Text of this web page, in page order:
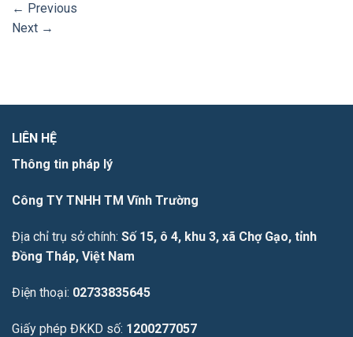
← Previous
Next →
LIÊN HỆ
Thông tin pháp lý
Công TY TNHH TM Vĩnh Trường
Địa chỉ trụ sở chính: Số 15, ô 4, khu 3, xã Chợ Gạo, tỉnh
Đồng Tháp, Việt Nam
Điện thoại: 02733835645
Giấy phép ĐKKD số: 1200277057